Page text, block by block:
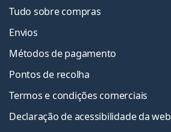
Tudo sobre compras
Envios
Métodos de pagamento
Pontos de recolha
Termos e condições comerciais
Declaração de acessibilidade da web